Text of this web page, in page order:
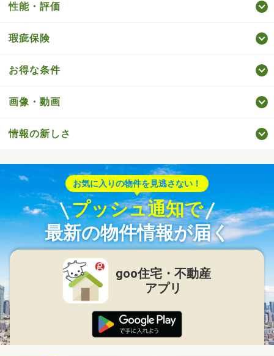
性能・評価
瑕疵保険
お得な条件
画像・動画
情報の新しさ
お気に入りの物件を見逃さない！
プッシュ通知で
最新の物件情報が届く
goo住宅・不動産
アプリ